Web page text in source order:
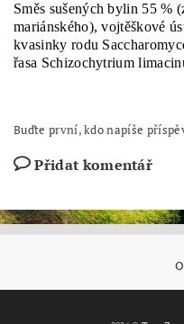
Směs sušených bylin 55 %
mariánského), vojtěškové
kvasinky rodu
řasa Schizochytrium
Buďte první, kdo napíše
Přidat komentář